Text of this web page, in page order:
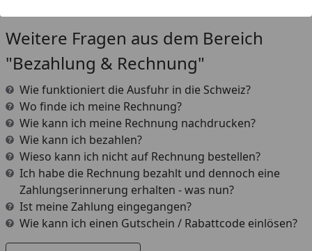
Weitere Fragen aus dem Bereich
"Bezahlung & Rechnung"
Wie funktioniert die Ausfuhr in die Schweiz?
Wo finde ich meine Rechnung?
Wie kann ich meine Rechnung nachdrucken?
Wie kann ich bezahlen?
Wieso kann ich nicht auf Rechnung bestellen?
Ich habe die Rechnung bezahlt und dennoch eine
Zahlungserinnerung erhalten - was nun?
Ist meine Zahlung eingegangen?
Wie kann ich einen Gutschein / Rabattcode einlösen?